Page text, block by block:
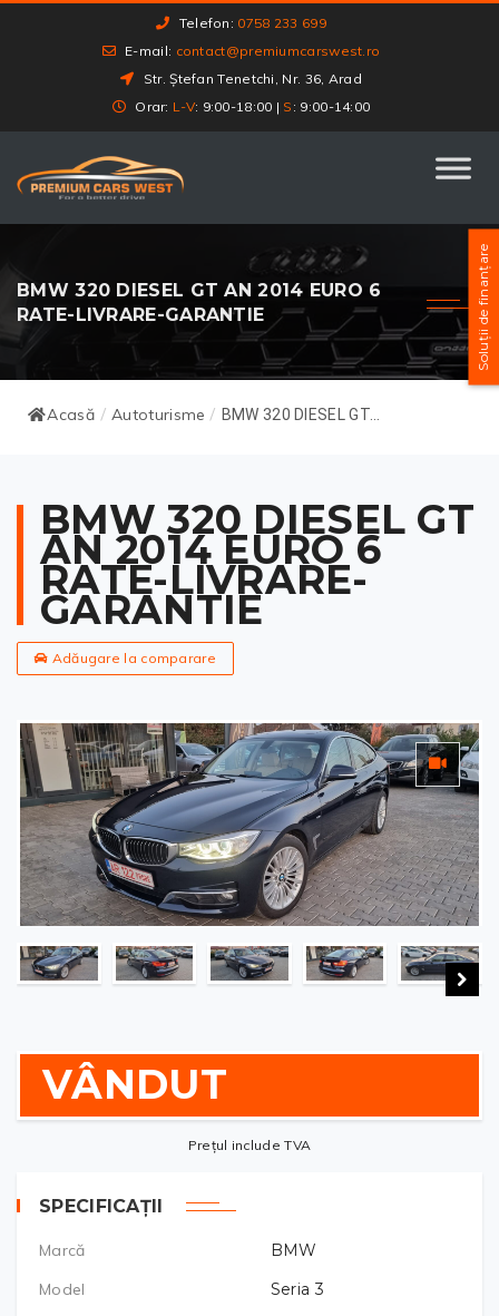
Telefon: 0758 233 699
E-mail: contact@premiumcarswest.ro
Str. Ștefan Tenetchi, Nr. 36, Arad
Orar: L-V: 9:00-18:00 | S : 9:00-14:00
BMW 320 DIESEL GT AN 2014 EURO 6
RATE-LIVRARE-GARANTIE
Acasă / Autoturisme / BMW 320 DIESEL GT...
BMW 320 DIESEL GT
AN 2014 EURO 6
RATE-LIVRARE-
GARANTIE
Adăugare la comparare
VÂNDUT
Prețul include TVA
SPECIFICAȚII
Marcă
BMW
Model
Seria 3
Soluții de finanțare